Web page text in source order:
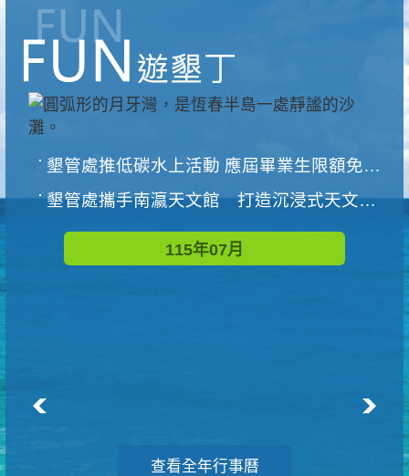
墾管處推低碳水上活動 應屆畢業生限額免費參加
墾管處攜手南瀛天文館 打造沉浸式天文探索營隊
115年07月
查看全年行事曆